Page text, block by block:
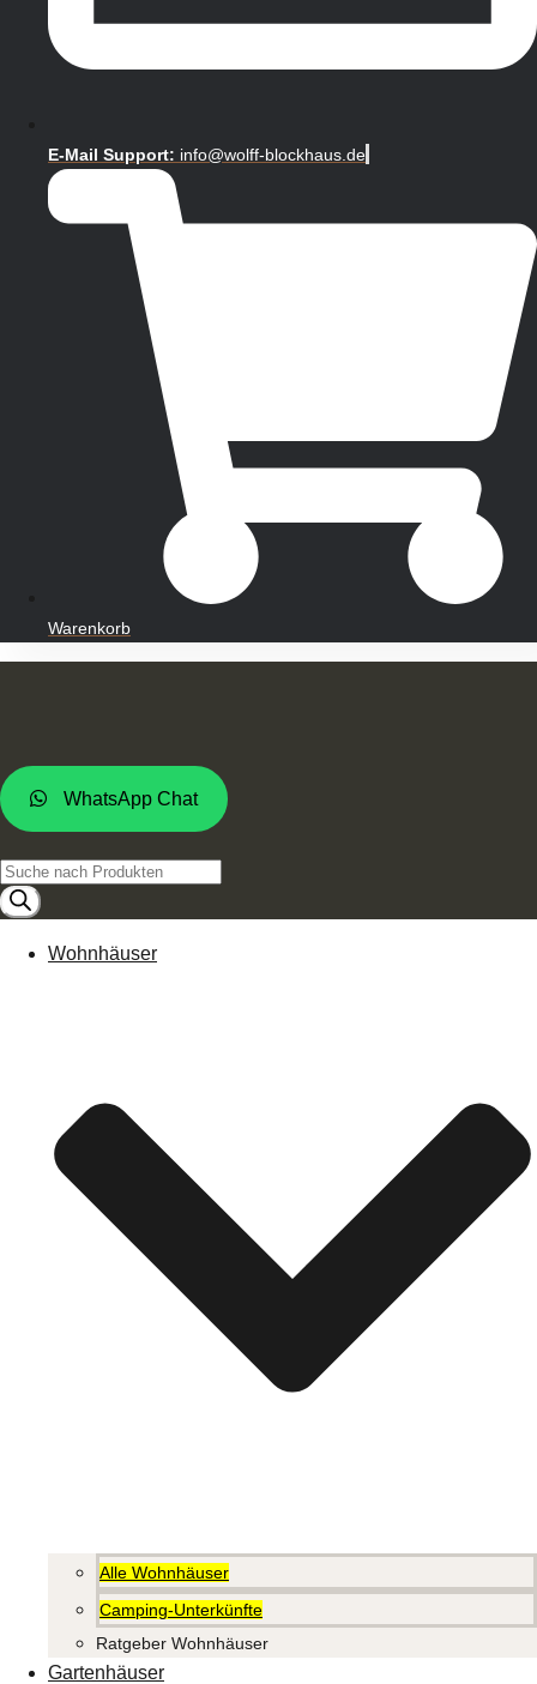
E-Mail Support: info@wolff-blockhaus.de
Warenkorb
WhatsApp Chat
Products
search
Wohnhäuser
Alle Wohnhäuser
Camping-Unterkünfte
Ratgeber Wohnhäuser
Gartenhäuser